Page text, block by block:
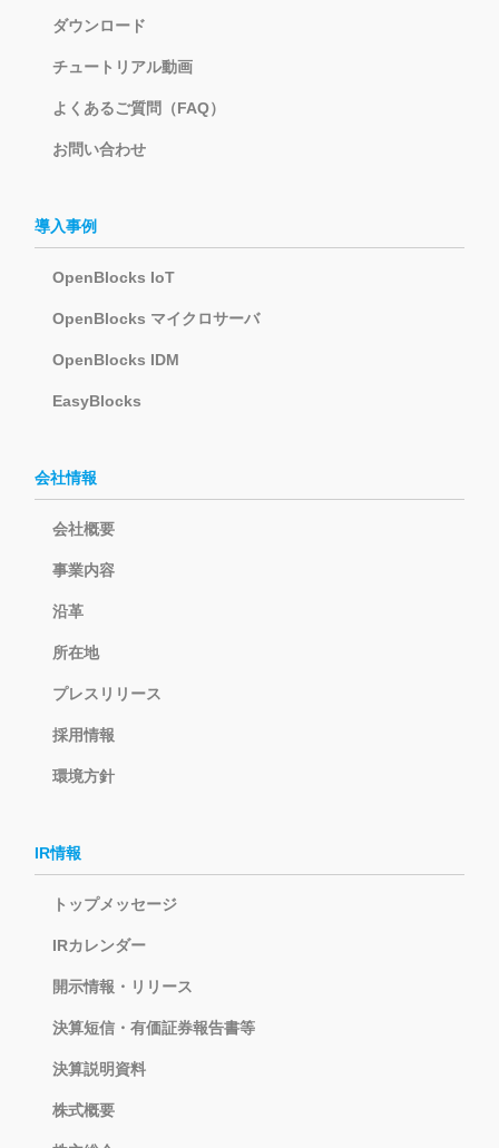
ダウンロード
チュートリアル動画
よくあるご質問（FAQ）
お問い合わせ
導入事例
OpenBlocks IoT
OpenBlocks マイクロサーバ
OpenBlocks IDM
EasyBlocks
会社情報
会社概要
事業内容
沿革
所在地
プレスリリース
採用情報
環境方針
IR情報
トップメッセージ
IRカレンダー
開示情報・リリース
決算短信・有価証券報告書等
決算説明資料
株式概要